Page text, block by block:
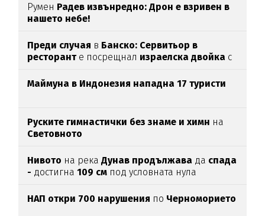
Румен Радев извънредно: Дрон е взривен в
нашето небе!
Преди случая в Банско: Сервитьор в
ресторант е посрещнал израелска двойка с
Маймуна в Индонезия нападна 17 туристи
Руските гимнастички без знаме и химн на
Световното
Нивото на рекаДунав продължава да спада
- достигна109 см под условната нула
НАП откри 700 нарушения по Черноморието